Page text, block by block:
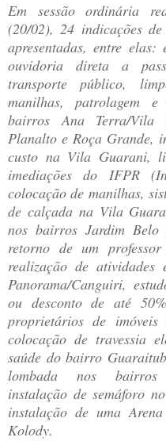
Em sessão ordinária
(20/02), 24 indicações
apresentadas, entre
ouvidoria direta a
transporte público,
manilhas, patrolagem
bairros Ana Terra/Vila
Planalto e Roça Grande,
custo na Vila Guarani,
imediações do IFPR
colocação de manilhas,
de calçada na Vila
nos bairros Jardim Belo
retorno de um
realização de atividades
Panorama/Canguiri,
ou desconto de até
proprietários de
colocação de travessia
saúde do bairro
lombada nos bairros
instalação de semáforo
instalação de uma
Kolody.